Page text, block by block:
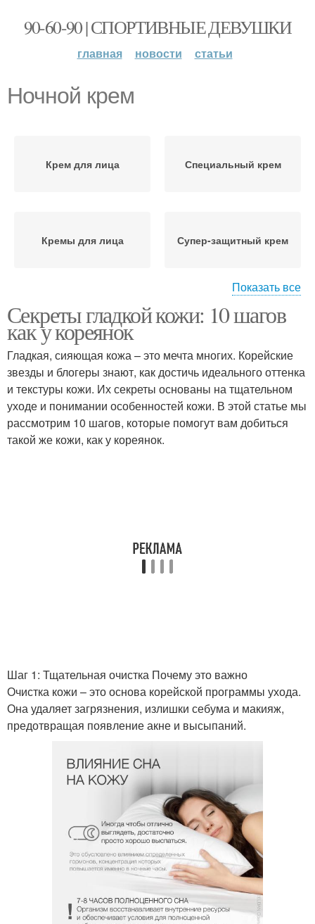
90-60-90 | СПОРТИВНЫЕ ДЕВУШКИ
главная новости статьи
Ночной крем
Крем для лица Специальный крем
Кремы для лица Супер-защитный крем
Крем для жирной кожи Мужской крем
Показать все
Секреты гладкой кожи: 10 шагов
как у кореянок
Гладкая, сияющая кожа – это мечта многих. Корейские
звезды и блогеры знают, как достичь идеального оттенка
и текстуры кожи. Их секреты основаны на тщательном
уходе и понимании особенностей кожи. В этой статье мы
рассмотрим 10 шагов, которые помогут вам добиться
такой же кожи, как у кореянок.
Шаг 1: Тщательная очистка Почему это важно
Очистка кожи – это основа корейской программы ухода.
Она удаляет загрязнения, излишки себума и макияж,
предотвращая появление акне и высыпаний.